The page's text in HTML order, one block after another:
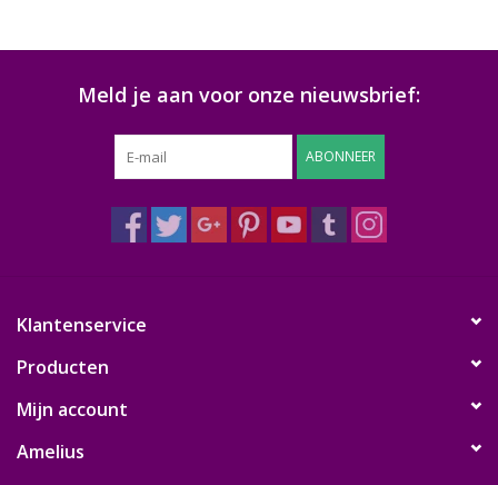
Meld je aan voor onze nieuwsbrief:
ABONNEER
Klantenservice
Producten
Mijn account
Amelius